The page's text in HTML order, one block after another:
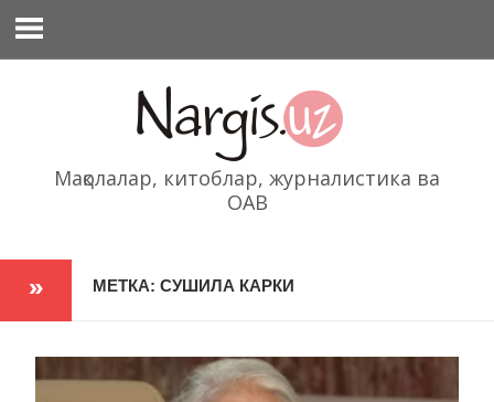
содержимому
Мақолалар, китоблар, журналистика ва
ОАВ
МЕТКА: СУШИЛА КАРКИ